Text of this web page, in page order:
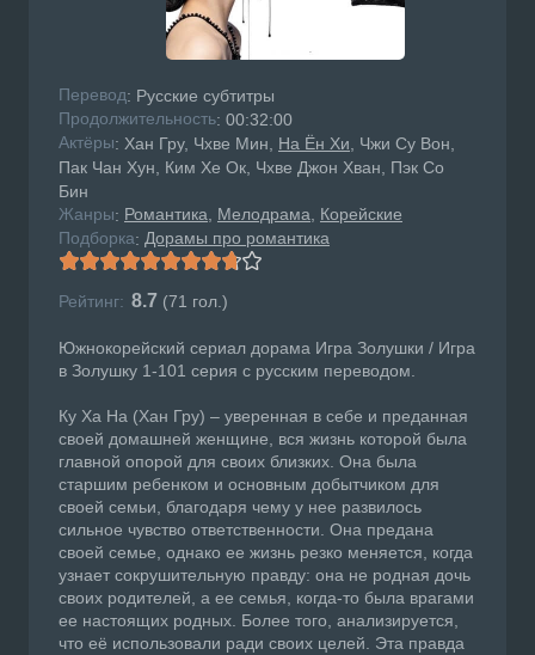
Перевод: Русские субтитры
Продолжительность: 00:32:00
Актёры: Хан Гру, Чхве Мин, На Ён Хи, Чжи Су Вон,
Пак Чан Хун, Ким Хе Ок, Чхве Джон Хван, Пэк Со
Бин
Жанры: Романтика Мелодрама Корейские
Подборка: Дорамы про романтика
Рейтинг: 8.7 (71 гол.)
Южнокорейский сериал дорама Игра Золушки / Игра
в Золушку 1-101 серия с русским переводом.
Ку Ха На (Хан Гру) – уверенная в себе и преданная
своей домашней женщине, вся жизнь которой была
главной опорой для своих близких. Она была
старшим ребенком и основным добытчиком для
своей семьи, благодаря чему у нее развилось
сильное чувство ответственности. Она предана
своей семье, однако ее жизнь резко меняется, когда
узнает сокрушительную правду: она не родная дочь
своих родителей, а ее семья, когда-то была врагами
ее настоящих родных. Более того, анализируется,
что её использовали ради своих целей. Эта правда